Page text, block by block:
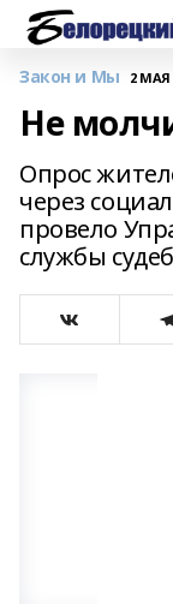
Закон и Мы 2 МАЯ
Не
Опрос
через
провело
службы